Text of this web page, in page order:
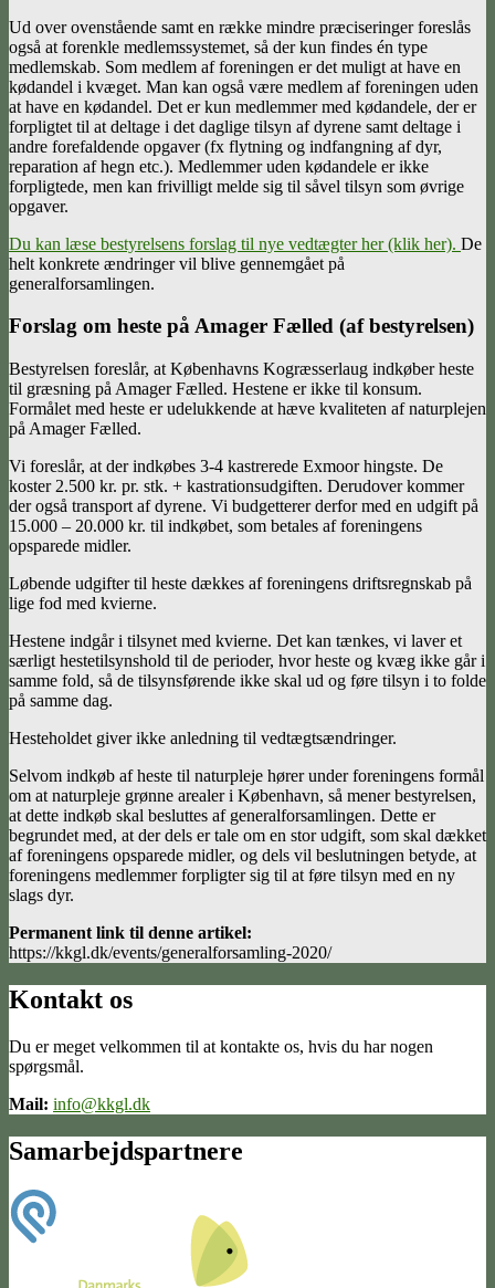
Ud over ovenstående samt en række mindre præciseringer foreslås
også at forenkle medlemssystemet, så der kun findes én type
medlemskab. Som medlem af foreningen er det muligt at have en
kødandel i kvæget. Man kan også være medlem af foreningen uden
at have en kødandel. Det er kun medlemmer med kødandele, der er
forpligtet til at deltage i det daglige tilsyn af dyrene samt deltage i
andre forefaldende opgaver (fx flytning og indfangning af dyr,
reparation af hegn etc.). Medlemmer uden kødandele er ikke
forpligtede, men kan frivilligt melde sig til såvel tilsyn som øvrige
opgaver.
Du kan læse bestyrelsens forslag til nye vedtægter her (klik her). De
helt konkrete ændringer vil blive gennemgået på
generalforsamlingen.
Forslag om heste på Amager Fælled (af bestyrelsen)
Bestyrelsen foreslår, at Københavns Kogræsserlaug indkøber heste
til græsning på Amager Fælled. Hestene er ikke til konsum.
Formålet med heste er udelukkende at hæve kvaliteten af naturplejen
på Amager Fælled.
Vi foreslår, at der indkøbes 3-4 kastrerede Exmoor hingste. De
koster 2.500 kr. pr. stk. + kastrationsudgiften. Derudover kommer
der også transport af dyrene. Vi budgetterer derfor med en udgift på
15.000 – 20.000 kr. til indkøbet, som betales af foreningens
opsparede midler.
Løbende udgifter til heste dækkes af foreningens driftsregnskab på
lige fod med kvierne.
Hestene indgår i tilsynet med kvierne. Det kan tænkes, vi laver et
særligt hestetilsynshold til de perioder, hvor heste og kvæg ikke går i
samme fold, så de tilsynsførende ikke skal ud og føre tilsyn i to folde
på samme dag.
Hesteholdet giver ikke anledning til vedtægtsændringer.
Selvom indkøb af heste til naturpleje hører under foreningens formål
om at naturpleje grønne arealer i København, så mener bestyrelsen,
at dette indkøb skal besluttes af generalforsamlingen. Dette er
begrundet med, at der dels er tale om en stor udgift, som skal dækket
af foreningens opsparede midler, og dels vil beslutningen betyde, at
foreningens medlemmer forpligter sig til at føre tilsyn med en ny
slags dyr.
Permanent link til denne artikel:
https://kkgl.dk/events/generalforsamling-2020/
Kontakt os
Du er meget velkommen til at kontakte os, hvis du har nogen
spørgsmål.
Mail: info@kkgl.dk
Samarbejdspartnere